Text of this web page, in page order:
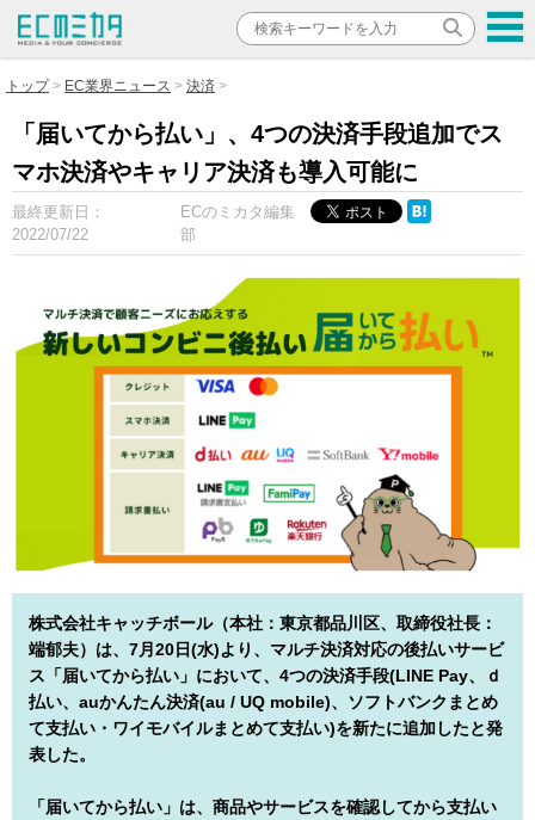
トップ EC業界ニュース 決済
「届いてから払い」、4つの決済手段追加でス
マホ決済やキャリア決済も導入可能に
最終更新日：
2022/07/22
ECのミカタ編集
部
株式会社キャッチボール（本社：東京都品川区、取締役社長：
端郁夫）は、7月20日(水)より、マルチ決済対応の後払いサービ
ス「届いてから払い」において、4つの決済手段(LINE Pay、ｄ
払い、auかんたん決済(au / UQ mobile)、ソフトバンクまとめ
て支払い・ワイモバイルまとめて支払い)を新たに追加したと発
表した。
「届いてから払い」は、商品やサービスを確認してから支払い